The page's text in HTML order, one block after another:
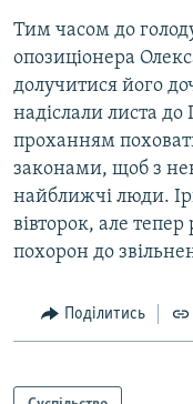
Тим часом до
опозиціонера
долучитися його
надіслали листа
проханням
законами, щоб з
найближчі люди.
вівторок, але
похорон до
Поділитись